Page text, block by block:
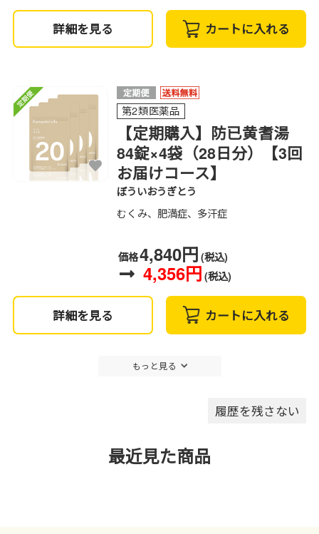
詳細を見る カートに入れる
第2類医薬品
【定期購入】防已黄耆湯
84錠×4袋（28日分）【3回
お届けコース】
ぼういおうぎとう
むくみ、肥満症、多汗症
価格4,840円 (税込)
4,356円 (税込)
詳細を見る カートに入れる
もっと見る
履歴を残さない
最近見た商品